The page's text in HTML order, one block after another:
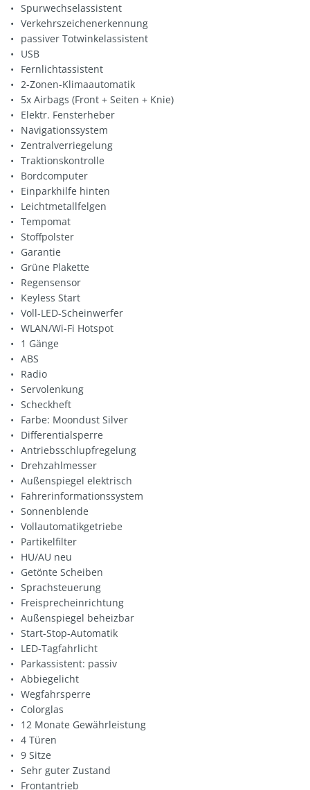
Spurwechselassistent
Verkehrszeichenerkennung
passiver Totwinkelassistent
USB
Fernlichtassistent
2-Zonen-Klimaautomatik
5x Airbags (Front + Seiten + Knie)
Elektr. Fensterheber
Navigationssystem
Zentralverriegelung
Traktionskontrolle
Bordcomputer
Einparkhilfe hinten
Leichtmetallfelgen
Tempomat
Stoffpolster
Garantie
Grüne Plakette
Regensensor
Keyless Start
Voll-LED-Scheinwerfer
WLAN/Wi-Fi Hotspot
1 Gänge
ABS
Radio
Servolenkung
Scheckheft
Farbe: Moondust Silver
Differentialsperre
Antriebsschlupfregelung
Drehzahlmesser
Außenspiegel elektrisch
Fahrerinformationssystem
Sonnenblende
Vollautomatikgetriebe
Partikelfilter
HU/AU neu
Getönte Scheiben
Sprachsteuerung
Freisprecheinrichtung
Außenspiegel beheizbar
Start-Stop-Automatik
LED-Tagfahrlicht
Parkassistent: passiv
Abbiegelicht
Wegfahrsperre
Colorglas
12 Monate Gewährleistung
4 Türen
9 Sitze
Sehr guter Zustand
Frontantrieb